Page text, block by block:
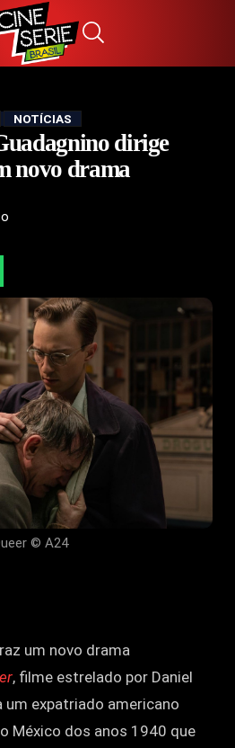
NOTÍCIAS
dirige
novo drama
© A24
um novo drama
, filme estrelado por Daniel
um expatriado americano
México dos anos 1940 que